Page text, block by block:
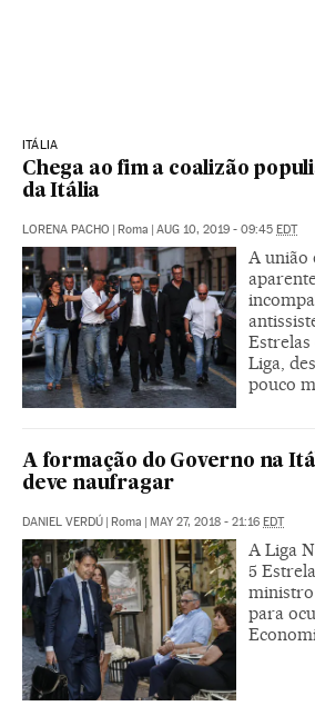
ITÁLIA
Chega ao fim a coalizão
da Itália
LORENA PACHO | Roma | AUG 10, 2019 - 09:45 EDT
A união
Liga,
pouco
A formação do Governo na
deve naufragar
DANIEL VERDÚ | Roma | MAY 27, 2018 - 21:16 EDT
A Liga
5
para